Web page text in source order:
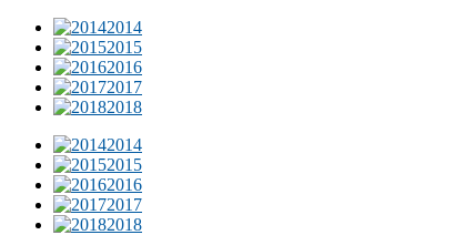
2014
2015
2016
2017
2018
2014
2015
2016
2017
2018